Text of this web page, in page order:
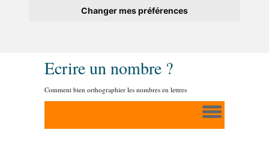
Changer mes préférences
Ecrire un nombre ?
Comment bien orthographier les nombres en lettres